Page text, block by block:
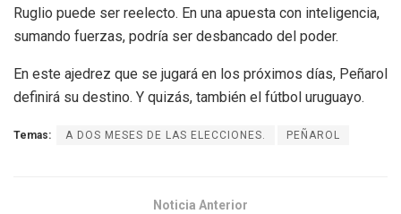
Ruglio puede ser reelecto. En una apuesta con inteligencia,
sumando fuerzas, podría ser desbancado del poder.
En este ajedrez que se jugará en los próximos días, Peñarol
definirá su destino. Y quizás, también el fútbol uruguayo.
Temas: A DOS MESES DE LAS ELECCIONES. PEÑAROL
Noticia Anterior